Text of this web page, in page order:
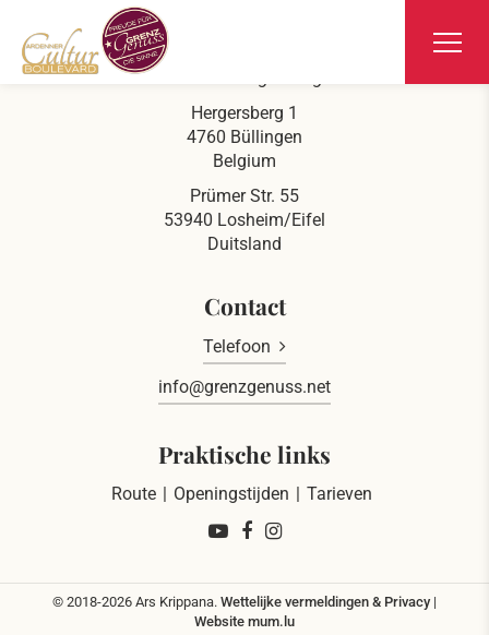
Aan de Duits-Belgische grens
Hergersberg 1
4760 Büllingen
Belgium
Prümer Str. 55
53940 Losheim/Eifel
Duitsland
Contact
Telefoon
info@grenzgenuss.net
Praktische links
Route Openingstijden Tarieven
© 2018-2026 Ars Krippana. Wettelijke vermeldingen & Privacy |
Website mum.lu